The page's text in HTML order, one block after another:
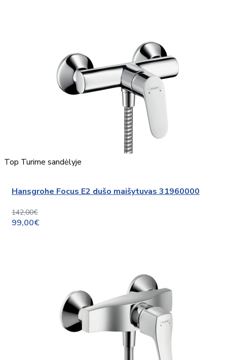
Top Turime sandėlyje
Hansgrohe Focus E2 dušo maišytuvas 31960000
142,00€
99,00€